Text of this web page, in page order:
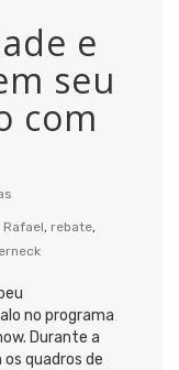
e
seu
com
Rafael, rebate,
no programa
Durante a
quadros de